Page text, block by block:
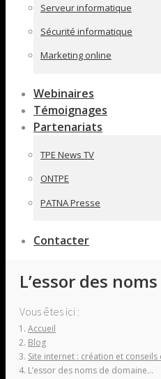
Serveur informatique
Sécurité informatique
Marketing online
Webinaires
Témoignages
Partenariats
TPE News TV
ONTPE
PATNA Presse
Contacter
L’essor des
Vous êtes ici :
Accueil
Blog
Site internet : création et
L’essor des noms de domaine…